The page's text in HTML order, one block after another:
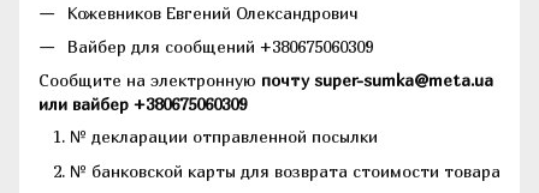
Кожевников Евгений Олександрович
Вайбер для сообщений +380675060309
Сообщите на электронную почту super-sumka@meta.ua
или вайбер +380675060309
№ декларации отправленной посылки
№ банковской карты для возврата стоимости товара